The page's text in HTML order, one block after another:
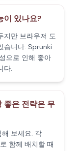
이 있나요?
지만 브라우저 도
습니다. Sprunki
으로 인해 좋아
다.
좋은 전략은 무
보세요. 각
함께 배치할 때